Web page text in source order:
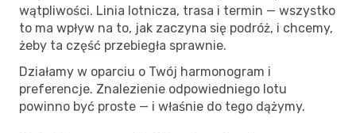
wątpliwości. Linia lotnicza, trasa i termin — wszystko
to ma wpływ na to, jak zaczyna się podróż, i chcemy,
żeby ta część przebiegła sprawnie.
Działamy w oparciu o Twój harmonogram i
preferencje. Znalezienie odpowiedniego lotu
powinno być proste — i właśnie do tego dążymy.